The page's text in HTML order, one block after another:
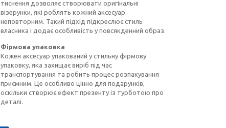
тиснення дозволяє створювати оригінальні
візерунки, які роблять кожний аксесуар
неповторним. Такий підхід підкреслює стиль
власника і додає особливість у повсякденний образ.
Фірмова упаковка
Кожен аксесуар упакований у стильну фірмову
упаковку, яка захищає виріб під час
транспортування та робить процес розпакування
приємним. Це особливо цінно для подарунків,
оскільки створює ефект презенту із турботою про
деталі.